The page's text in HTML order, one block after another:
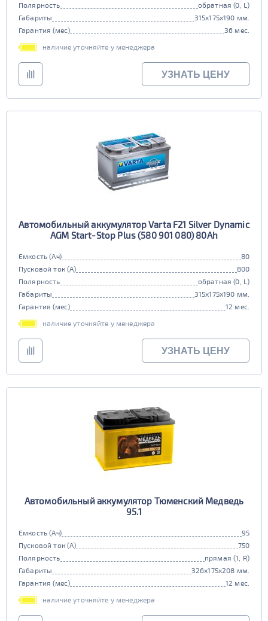
Полярность
обратная (0, L)
Габариты
315x175x190 мм.
Гарантия (мес)
36 мес.
наличие уточняйте у менеджера
УЗНАТЬ ЦЕНУ
Автомобильный аккумулятор Varta F21 Silver Dynamic
AGM Start-Stop Plus (580 901 080) 80Ah
Емкость (Ач)
80
Пусковой ток (А)
800
Полярность
обратная (0, L)
Габариты
315x175x190 мм.
Гарантия (мес)
12 мес.
наличие уточняйте у менеджера
УЗНАТЬ ЦЕНУ
Автомобильный аккумулятор Тюменский Медведь
95.1
Емкость (Ач)
95
Пусковой ток (А)
750
Полярность
прямая (1, R)
Габариты
326x175x208 мм.
Гарантия (мес)
12 мес.
наличие уточняйте у менеджера